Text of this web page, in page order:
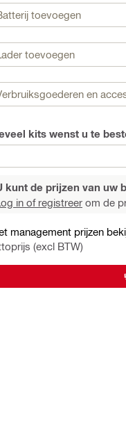
toevoegen
toevoegen
en
kits wenst u te
kunt de prijzen van uw
in of registreer om de
management prijzen
(excl BTW)